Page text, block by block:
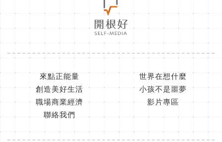
來點正能量
世界在想什麼
創造美好生活
小孩不是噩夢
職場商業經濟
影片專區
聯絡我們